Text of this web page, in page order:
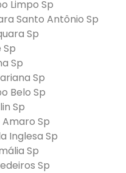
Limpo Sp
Santo Antônio Sp
Sp
Sp
Sp
Belo Sp
Sp
Sp
Inglesa Sp
Sp
Sp